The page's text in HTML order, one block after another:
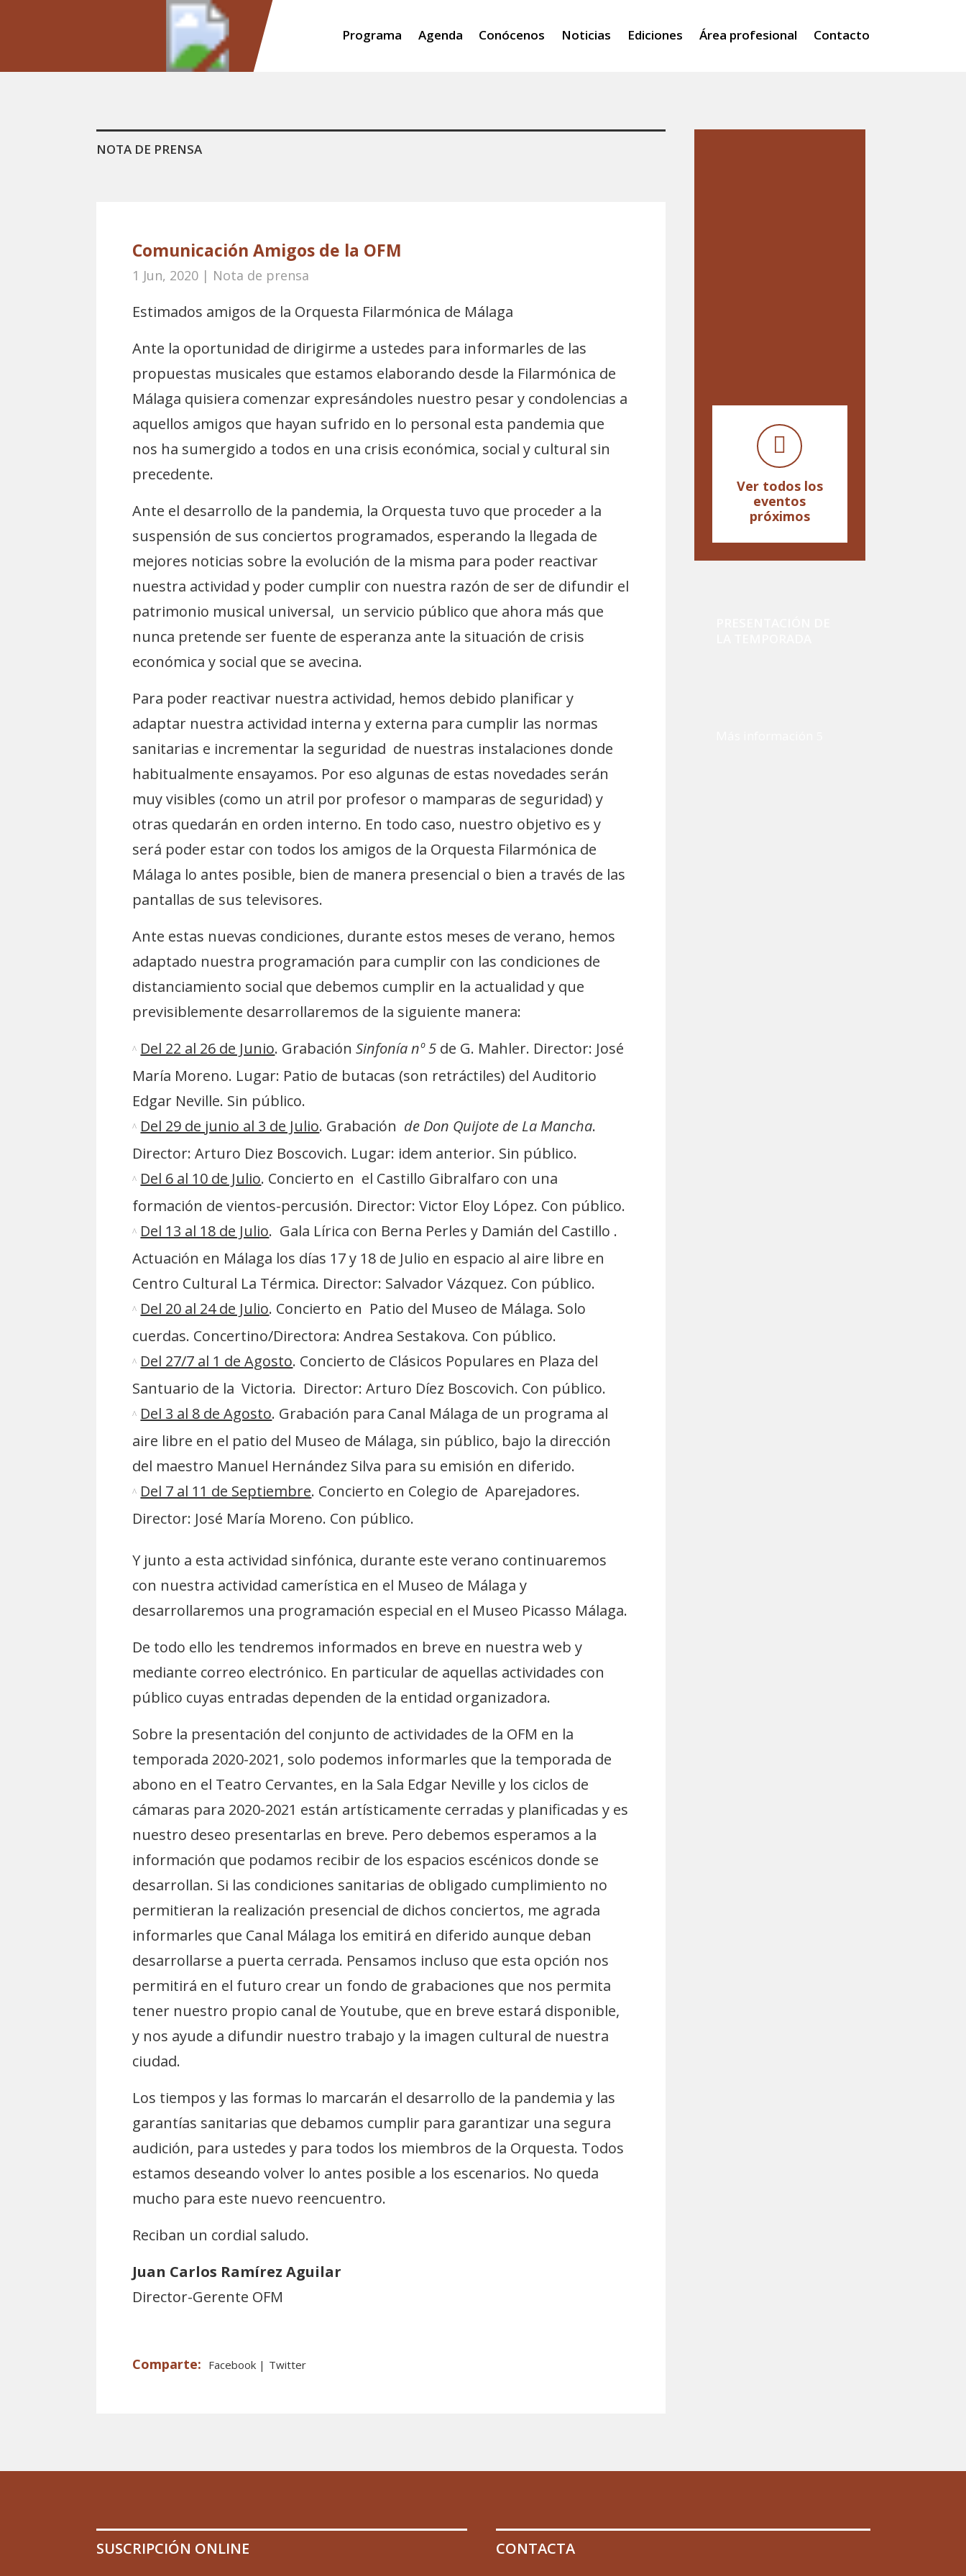
Programa Agenda Conócenos Noticias Ediciones Área profesional Contacto
NOTA DE PRENSA
Comunicación Amigos de la OFM
1 Jun, 2020 | Nota de prensa
Estimados amigos de la Orquesta Filarmónica de Málaga
Ante la oportunidad de dirigirme a ustedes para informarles de las
propuestas musicales que estamos elaborando desde la Filarmónica de
Málaga quisiera comenzar expresándoles nuestro pesar y condolencias a
aquellos amigos que hayan sufrido en lo personal esta pandemia que
nos ha sumergido a todos en una crisis económica, social y cultural sin
precedente.
Ante el desarrollo de la pandemia, la Orquesta tuvo que proceder a la
suspensión de sus conciertos programados, esperando la llegada de
mejores noticias sobre la evolución de la misma para poder reactivar
nuestra actividad y poder cumplir con nuestra razón de ser de difundir el
patrimonio musical universal, un servicio público que ahora más que
nunca pretende ser fuente de esperanza ante la situación de crisis
económica y social que se avecina.
Para poder reactivar nuestra actividad, hemos debido planificar y
adaptar nuestra actividad interna y externa para cumplir las normas
sanitarias e incrementar la seguridad de nuestras instalaciones donde
habitualmente ensayamos. Por eso algunas de estas novedades serán
muy visibles (como un atril por profesor o mamparas de seguridad) y
otras quedarán en orden interno. En todo caso, nuestro objetivo es y
será poder estar con todos los amigos de la Orquesta Filarmónica de
Málaga lo antes posible, bien de manera presencial o bien a través de las
pantallas de sus televisores.
Ante estas nuevas condiciones, durante estos meses de verano, hemos
adaptado nuestra programación para cumplir con las condiciones de
distanciamiento social que debemos cumplir en la actualidad y que
previsiblemente desarrollaremos de la siguiente manera:
Del 22 al 26 de Junio. GrabaciónSinfonía nº 5 de G. Mahler. Director: José
María Moreno. Lugar: Patio de butacas (son retráctiles) del Auditorio
Edgar Neville. Sin público.
Del 29 de junio al 3 de Julio. Grabación de Don Quijote de La Mancha.
Director: Arturo Diez Boscovich. Lugar: idem anterior. Sin público.
Del 6 al 10 de Julio. Concierto en el Castillo Gibralfaro con una
formación de vientos-percusión. Director: Victor Eloy López. Con público.
Del 13 al 18 de Julio. Gala Lírica con Berna Perles y Damián del Castillo .
Actuación en Málaga los días 17 y 18 de Julio en espacio al aire libre en
Centro Cultural La Térmica. Director: Salvador Vázquez. Con público.
Del 20 al 24 de Julio. Concierto en Patio del Museo de Málaga. Solo
cuerdas. Concertino/Directora: Andrea Sestakova. Con público.
Del 27/7 al 1 de Agosto. Concierto de Clásicos Populares en Plaza del
Santuario de la Victoria. Director: Arturo Díez Boscovich. Con público.
Del 3 al 8 de Agosto. Grabación para Canal Málaga de un programa al
aire libre en el patio del Museo de Málaga, sin público, bajo la dirección
del maestro Manuel Hernández Silva para su emisión en diferido.
Del 7 al 11 de Septiembre. Concierto en Colegio de Aparejadores.
Director: José María Moreno. Con público.
Y junto a esta actividad sinfónica, durante este verano continuaremos
con nuestra actividad camerística en el Museo de Málaga y
desarrollaremos una programación especial en el Museo Picasso Málaga.
De todo ello les tendremos informados en breve en nuestra web y
mediante correo electrónico. En particular de aquellas actividades con
público cuyas entradas dependen de la entidad organizadora.
Sobre la presentación del conjunto de actividades de la OFM en la
temporada 2020-2021, solo podemos informarles que la temporada de
abono en el Teatro Cervantes, en la Sala Edgar Neville y los ciclos de
cámaras para 2020-2021 están artísticamente cerradas y planificadas y es
nuestro deseo presentarlas en breve. Pero debemos esperamos a la
información que podamos recibir de los espacios escénicos donde se
desarrollan. Si las condiciones sanitarias de obligado cumplimiento no
permitieran la realización presencial de dichos conciertos, me agrada
informarles que Canal Málaga los emitirá en diferido aunque deban
desarrollarse a puerta cerrada. Pensamos incluso que esta opción nos
permitirá en el futuro crear un fondo de grabaciones que nos permita
tener nuestro propio canal de Youtube, que en breve estará disponible,
y nos ayude a difundir nuestro trabajo y la imagen cultural de nuestra
ciudad.
Los tiempos y las formas lo marcarán el desarrollo de la pandemia y las
garantías sanitarias que debamos cumplir para garantizar una segura
audición, para ustedes y para todos los miembros de la Orquesta. Todos
estamos deseando volver lo antes posible a los escenarios. No queda
mucho para este nuevo reencuentro.
Reciban un cordial saludo.
Juan Carlos Ramírez Aguilar
Director-Gerente OFM
Facebook Twitter
Ver todos los
eventos
próximos
SUSCRIPCIÓN ONLINE CONTACTA